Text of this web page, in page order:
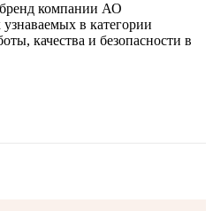
компании АО
в категории
качества и безопасности в